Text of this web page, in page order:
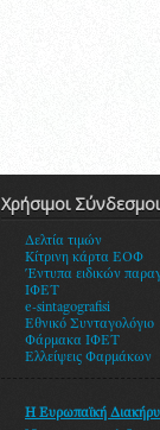
Χρήσιμοι Σύνδεσμοι
Δελτία τιμών
Κίτρινη κάρτα ΕΟΦ
Έντυπα ειδικών
ΙΦΕΤ
e-sintagografisi
Εθνικό Συνταγολόγιο
Φάρμακα ΙΦΕΤ
Ελλείψεις Φαρμάκων
Η Ευρωπαϊκή